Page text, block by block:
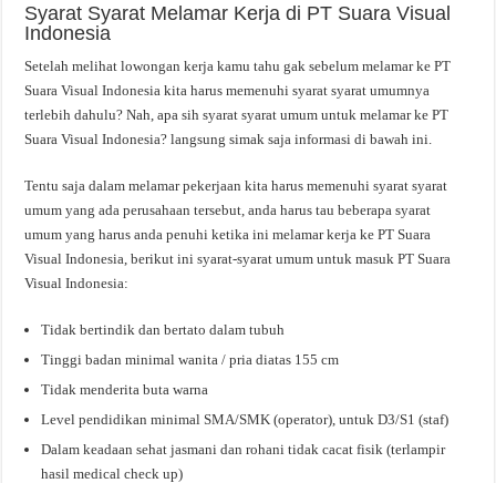
Syarat Syarat Melamar Kerja di PT Suara Visual
Indonesia
Setelah melihat lowongan kerja kamu tahu gak sebelum melamar ke PT
Suara Visual Indonesia kita harus memenuhi syarat syarat umumnya
terlebih dahulu? Nah, apa sih syarat syarat umum untuk melamar ke PT
Suara Visual Indonesia? langsung simak saja informasi di bawah ini.
Tentu saja dalam melamar pekerjaan kita harus memenuhi syarat syarat
umum yang ada perusahaan tersebut, anda harus tau beberapa syarat
umum yang harus anda penuhi ketika ini melamar kerja ke PT Suara
Visual Indonesia, berikut ini syarat-syarat umum untuk masuk PT Suara
Visual Indonesia:
Tidak bertindik dan bertato dalam tubuh
Tinggi badan minimal wanita / pria diatas 155 cm
Tidak menderita buta warna
Level pendidikan minimal SMA/SMK (operator), untuk D3/S1 (staf)
Dalam keadaan sehat jasmani dan rohani tidak cacat fisik (terlampir
hasil medical check up)